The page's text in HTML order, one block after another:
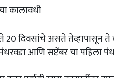
कालावधी
20 दिवसांचे असते तेव्हापासून ते
आणि सप्टेंबर चा पहिला